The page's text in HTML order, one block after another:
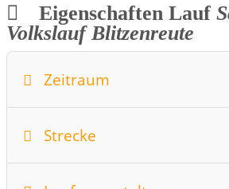
Eigenschaften Lauf
Volkslauf Blitzenreute
Zeitraum
Startzeit:
Strecke